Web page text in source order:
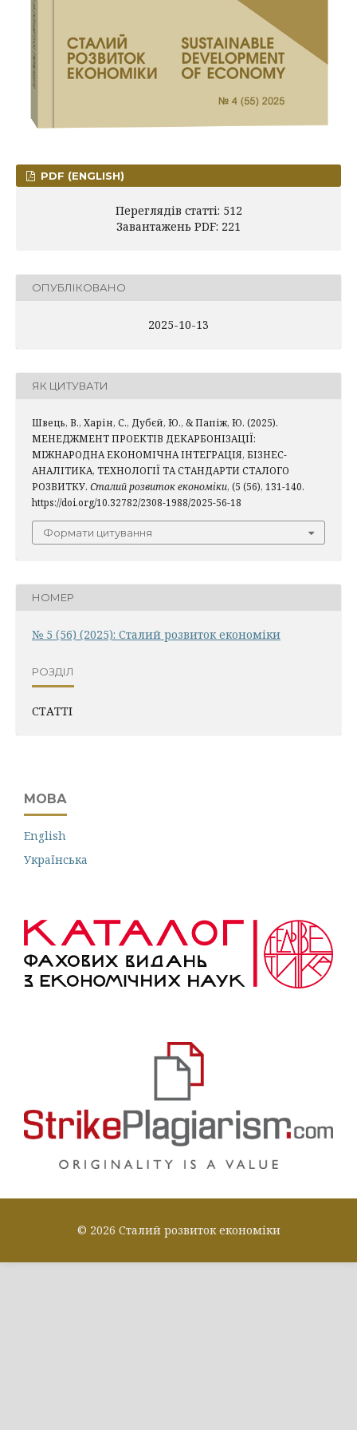
PDF (ENGLISH)
Переглядів статті: 512
Завантажень PDF: 221
ОПУБЛІКОВАНО
2025-10-13
ЯК ЦИТУВАТИ
Швець, В., Харін, С., Дубєй, Ю., & Папіж, Ю. (2025).
МЕНЕДЖМЕНТ ПРОЕКТІВ ДЕКАРБОНІЗАЦІЇ:
МІЖНАРОДНА ЕКОНОМІЧНА ІНТЕГРАЦІЯ, БІЗНЕС-
АНАЛІТИКА, ТЕХНОЛОГІЇ ТА СТАНДАРТИ СТАЛОГО
РОЗВИТКУ. Сталий розвиток економіки, (5 (56), 131-140.
https://doi.org/10.32782/2308-1988/2025-56-18
Формати цитування
НОМЕР
№ 5 (56) (2025): Сталий розвиток економіки
РОЗДІЛ
СТАТТІ
МОВА
English
Українська
© 2026 Сталий розвиток економіки